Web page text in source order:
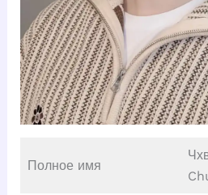
Полное имя